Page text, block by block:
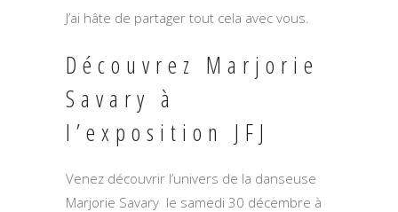
J’ai hâte de partager tout cela avec vous.
Découvrez Marjorie
Savary à
l’exposition JFJ
Venez découvrir l’univers de la danseuse
Marjorie Savary le samedi 30 décembre à